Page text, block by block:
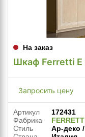
На заказ
Шкаф Ferretti E
Запросить цену
Артикул
172431
Фабрика
Стиль
Ар-деко